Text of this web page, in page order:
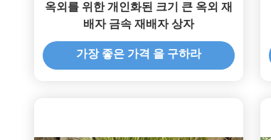
옥외를 위한 개인화된 크기 큰 옥외 재
배자 금속 재배자 상자
가장 좋은 가격 을 구하라